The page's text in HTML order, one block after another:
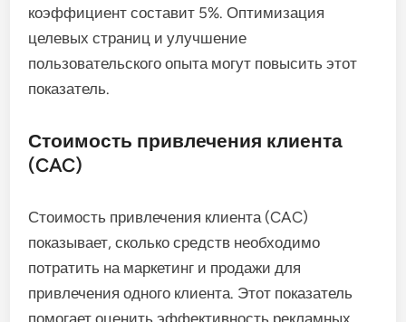
коэффициент составит 5%. Оптимизация
целевых страниц и улучшение
пользовательского опыта могут повысить этот
показатель.
Стоимость привлечения клиента
(CAC)
Стоимость привлечения клиента (CAC)
показывает, сколько средств необходимо
потратить на маркетинг и продажи для
привлечения одного клиента. Этот показатель
помогает оценить эффективность рекламных